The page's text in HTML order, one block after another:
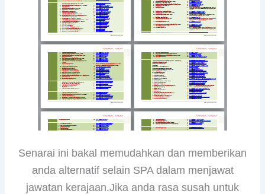
Senarai ini bakal memudahkan dan memberikan
anda alternatif selain SPA dalam menjawat
jawatan kerajaan.Jika anda rasa susah untuk